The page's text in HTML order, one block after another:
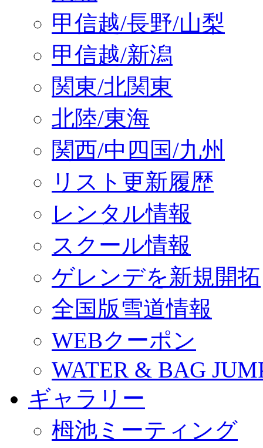
甲信越/長野/山梨
甲信越/新潟
関東/北関東
北陸/東海
関西/中四国/九州
リスト更新履歴
レンタル情報
スクール情報
ゲレンデを新規開拓
全国版雪道情報
WEBクーポン
WATER & BAG
ギャラリー
栂池ミーティング